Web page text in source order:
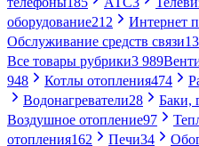
оборудование212 Интернет
Обслуживание средств связи13
Все товары рубрики3 989
948
Котлы отопления474
Водонагреватели28 Баки,
Воздушное отопление97
отопления162 Печи34